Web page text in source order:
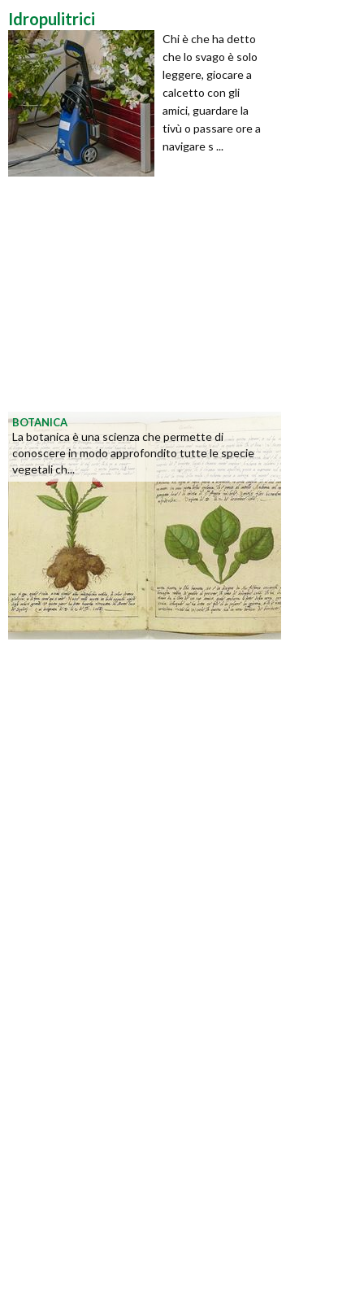
Idropulitrici
Chi è che ha detto
che lo svago è solo
leggere, giocare a
calcetto con gli
amici, guardare la
tivù o passare ore a
navigare s ...
BOTANICA
La botanica è una scienza che permette di
conoscere in modo approfondito tutte le specie
vegetali ch...